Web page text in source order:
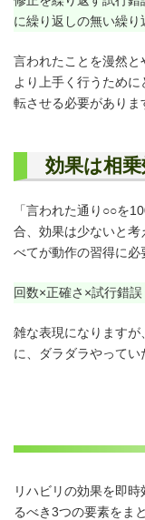
に繰り返しの無い繰り
言われたことを漫然と
より上手く行うため
転させる必要がありま
効果は相
「言われた通り○○を
合、効果は少ないと
べてが動作の習得に必
回数×正確さ×試行錯
雑な表現になります
に、ダラダラやってい
リハビリの効果を即
るべき3つの要素をま